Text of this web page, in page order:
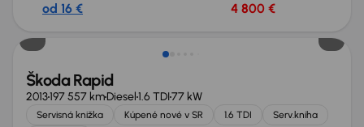
od 16 € 4 800 €
Škoda Rapid
2013197 557 kmDiesel1.6 TDI77 kW
Servisná knižka Kúpené nové v SR 1.6 TDI
Serv.kniha